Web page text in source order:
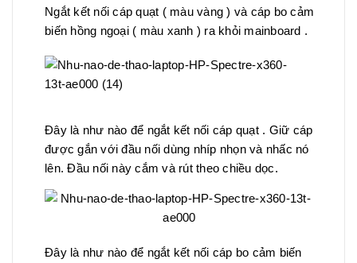
Ngắt kết nối cáp quạt ( màu vàng ) và cáp bo cảm
biến hồng ngoại ( màu xanh ) ra khỏi mainboard .
Đây là như nào để ngắt kết nối cáp quạt . Giữ cáp
được gắn với đầu nối dùng nhíp nhọn và nhấc nó
lên. Đầu nối này cắm và rút theo chiều dọc.
Đây là như nào để ngắt kết nối cáp bo cảm biến